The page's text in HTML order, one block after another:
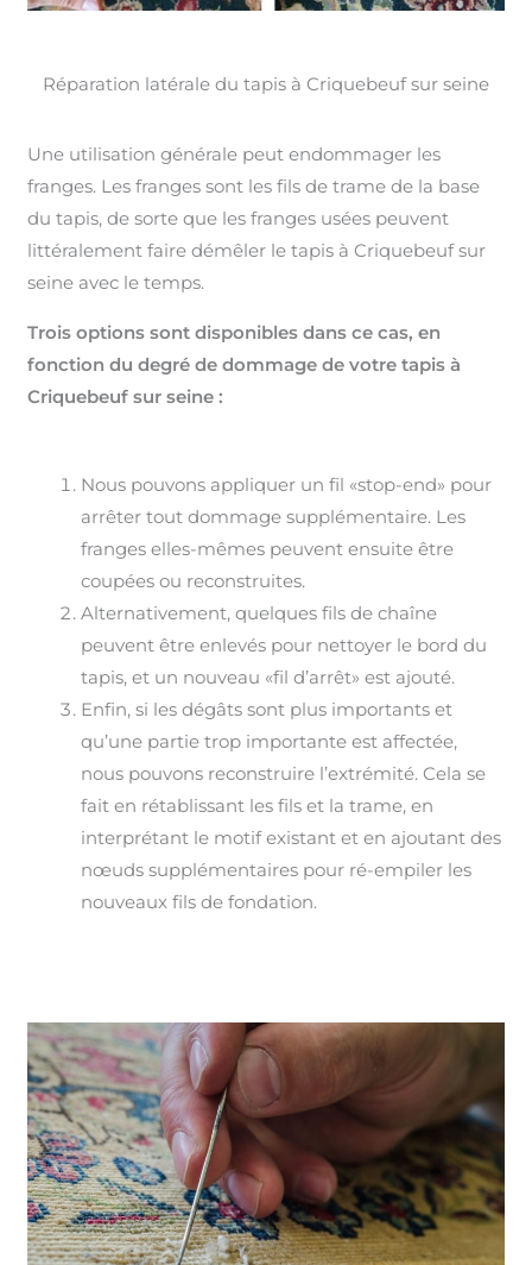
Réparation latérale du tapis à Criquebeuf sur seine
Une utilisation générale peut endommager les
franges. Les franges sont les fils de trame de la base
du tapis, de sorte que les franges usées peuvent
littéralement faire démêler le tapis à Criquebeuf sur
seine avec le temps.
Trois options sont disponibles dans ce cas, en
fonction du degré de dommage de votre tapis à
Criquebeuf sur seine :
Nous pouvons appliquer un fil «stop-end» pour
arrêter tout dommage supplémentaire. Les
franges elles-mêmes peuvent ensuite être
coupées ou reconstruites.
Alternativement, quelques fils de chaîne
peuvent être enlevés pour nettoyer le bord du
tapis, et un nouveau «fil d’arrêt» est ajouté.
Enfin, si les dégâts sont plus importants et
qu’une partie trop importante est affectée,
nous pouvons reconstruire l’extrémité. Cela se
fait en rétablissant les fils et la trame, en
interprétant le motif existant et en ajoutant des
nœuds supplémentaires pour ré-empiler les
nouveaux fils de fondation.